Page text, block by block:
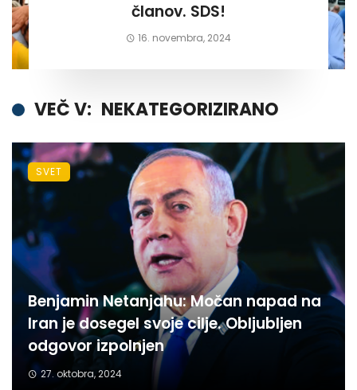
članov. SDS!
16. novembra, 2024
VEČ V: NEKATEGORIZIRANO
Benjamin Netanjahu: Močan napad na
Iran je dosegel svoje cilje. Obljubljen
odgovor izpolnjen
27. oktobra, 2024
SVET